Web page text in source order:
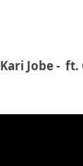
Kari Jobe - ft.